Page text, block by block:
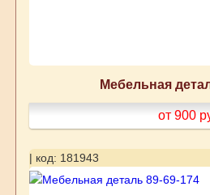
Мебельная
от 900
| код: 181943